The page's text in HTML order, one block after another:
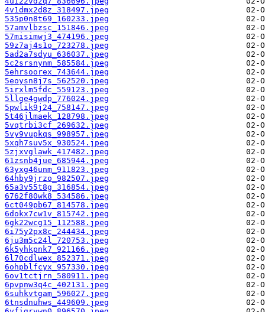
4v1dmx2d8z_318497.jpeg
535p0n8t69_160233.jpeg
57amvlbzsc_151846.jpeg
57misimwj3_474196.jpeg
59z7aj4s1o_723278.jpeg
5ad2a7sdyu_636037.jpeg
5c2srsnynm_585584.jpeg
5ehrsoorex_743644.jpeg
5eoysn8j7s_562520.jpeg
5irxlm5fdc_559123.jpeg
5llge4gwdp_776024.jpeg
5pwlik9j24_758147.jpeg
5t46jlmaek_128798.jpeg
5vqtrbi3cf_269632.jpeg
5vy9vupkqs_998957.jpeg
5xqh7suv5x_930524.jpeg
5zjxvglawk_417482.jpeg
61zsnb4jue_685944.jpeg
63yxg46unm_911823.jpeg
64hby9jrzo_982507.jpeg
65a3v55t8g_316854.jpeg
6762f80wk8_534586.jpeg
6ct049pb67_814578.jpeg
6dokx7cw1v_815742.jpeg
6gk22wcg15_112588.jpeg
6i75y2px8c_244434.jpeg
6ju3m5c24l_720753.jpeg
6k5yhkpnk7_921166.jpeg
6l70cdlwex_852371.jpeg
6ohpblfcyx_957330.jpeg
6ov1tctjrn_580911.jpeg
6pvpnw3q4c_402131.jpeg
6suhkvtgam_596027.jpeg
6tnsdnuhws_449609.jpeg